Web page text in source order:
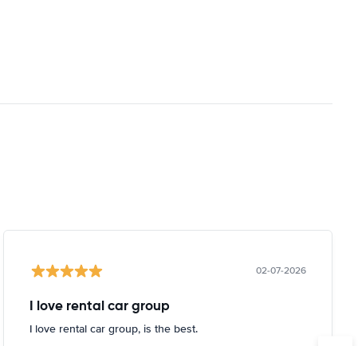
02-07-2026
I love rental car group
I love rental car group, is the best.